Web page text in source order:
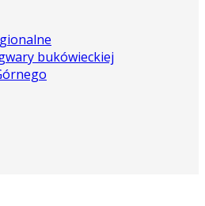
bukówieckiej